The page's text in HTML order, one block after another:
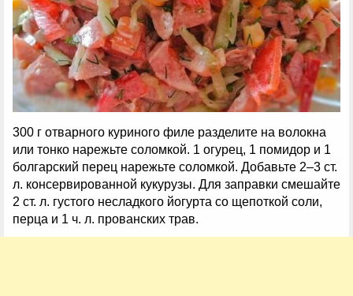
300 г отварного куриного филе разделите на волокна
или тонко нарежьте соломкой. 1 огурец, 1 помидор и 1
болгарский перец нарежьте соломкой. Добавьте 2–3 ст.
л. консервированной кукурузы. Для заправки смешайте
2 ст. л. густого несладкого йогурта со щепоткой соли,
перца и 1 ч. л. прованских трав.